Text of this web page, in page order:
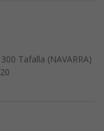
Tafalla (NAVARRA)